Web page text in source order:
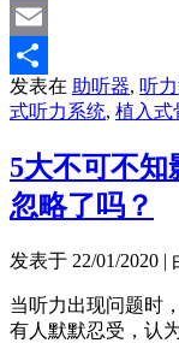
Mastodon
Email
分
发表在 助听器, 听
式听力系统, 植入式
5大不可不
忽略了吗？
发表于 22/01/2020 |
当听力出现问题时
有人默默忍受，认